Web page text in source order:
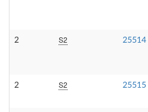
2 S2 25514
2 S2 25515